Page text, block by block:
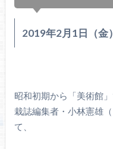
2019年2月1日（金
昭和初期から「美術館
栽誌編集者・小林憲雄
て、